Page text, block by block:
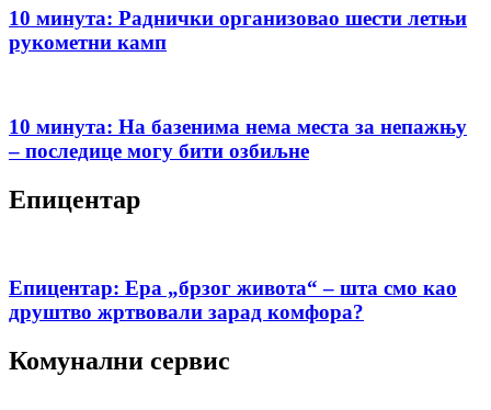
10 минута: Раднички организовао шести летњи
рукометни камп
10 минута: На базенима нема места за непажњу
– последице могу бити озбиљне
Епицентар
Епицентар: Ера „брзог живота“ – шта смо као
друштво жртвовали зарад комфора?
Комунални сервис